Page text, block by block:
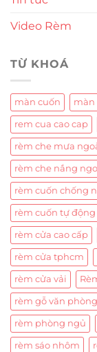
Video Rèm
TỪ KHOÁ
màn cuốn màn
rem cua cao cap
rèm che mưa
rèm che nắng
rèm cuốn chống
rèm cuốn tự động
rèm cửa cao cấp
rèm cửa tphcm
rèm cửa vải
rèm gỗ văn phòng
rèm phòng ngủ
rèm sáo nhôm